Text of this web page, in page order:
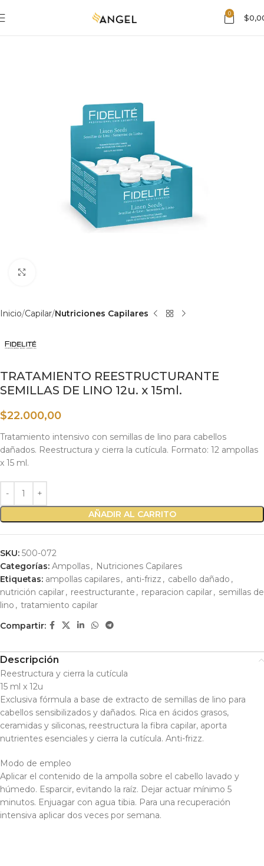
0 $
Inicio Capilar Nutriciones Capilares
TRATAMIENTO REESTRUCTURANTE
SEMILLAS DE LINO 12u. x 15ml.
$22.000,00
Tratamiento intensivo con semillas de lino para cabellos
dañados. Reestructura y cierra la cutícula. Formato: 12 ampollas
x 15 ml.
AÑADIR AL CARRITO
SKU: 500-072
Categorías: Ampollas, Nutriciones Capilares
Etiquetas: ampollas capilares, anti-frizz , cabello dañado ,
nutrición capilar, reestructurante , reparacion capilar, semillas de
lino , tratamiento capilar
Compartir:
Descripción
Reestructura y cierra la cutícula
15 ml x 12u
Exclusiva fórmula a base de extracto de semillas de lino para
cabellos sensibilizados y dañados. Rica en ácidos grasos,
ceramidas y siliconas, reestructura la fibra capilar, aporta
nutrientes esenciales y cierra la cutícula. Anti-frizz.
Modo de empleo
Aplicar el contenido de la ampolla sobre el cabello lavado y
húmedo. Esparcir, evitando la raíz. Dejar actuar mínimo 5
minutos. Enjuagar con agua tibia. Para una recuperación
intensiva aplicar dos veces por semana.